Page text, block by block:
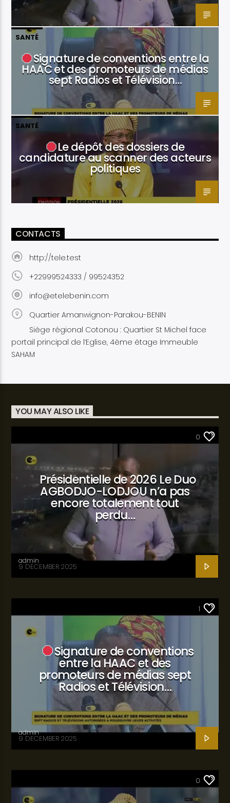
SANTÉ
Signature de conventions entre la
HAAC et des promoteurs de médias
sept Radios et Télévision…
SANTÉ
Le dépôt des dossiers de
candidature au scanner des acteurs
politiques
CONTACTS
http://tele.test
+22999524333 / 99524352
info@etelebenin.com
Quartier Amanwignon-Parakou-BENIN
Siège régional Cotonou : Quartier St Michel face
portail principal de l’Eglise, 4ème étage Immeuble
SAHAM
YOU MAY ALSO LIKE
0
Présidentielle de 2026 Le Duo
AGBODJO-LODJOU n’a pas
encore totalement tout
perdu…
admin
9 DECEMBER 2025
1
Signature de conventions
entre la HAAC et des
promoteurs de médias sept
Radios et Télévision…
admin
9 DECEMBER 2025
0